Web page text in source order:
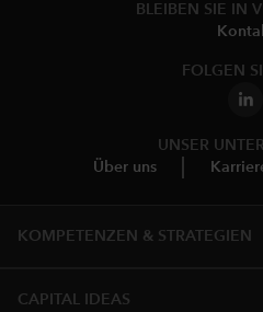
BLEIBEN SIE IN
FOLGEN
UNSER
Über uns
KOMPETENZEN & STRATEGIEN
CAPITAL IDEAS